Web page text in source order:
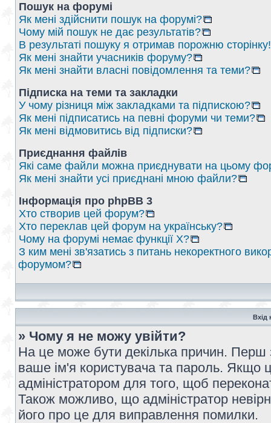
Пошук на форумі
Як мені здійснити пошук на форумі?
Чому мій пошук не дає результатів?
В результаті пошуку я отримав порожню сторінку!
Як мені знайти учасників форуму?
Як мені знайти власні повідомлення та теми?
Підписка на теми та закладки
У чому різниця між закладками та підпискою?
Як мені підписатись на певні форуми чи теми?
Як мені відмовитись від підписки?
Приєднання файлів
Які саме файли можна приєднувати на цьому
Як мені знайти усі приєднані мною файли?
Інформація про phpBB 3
Хто створив цей форум?
Хто переклав цей форум на українську?
Чому на форумі немає функції X?
З ким мені зв'язатись з питань некоректного
форумом?
Вхід
» Чому я не можу увійти?
На це може бути декілька причин. Перш
ваше ім'я користувача та пароль. Якщо
адміністратором для того, щоб
Також можливо, що адміністратор
його про це для виправлення помилки.